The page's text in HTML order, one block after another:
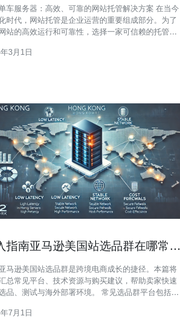
车服务器：高效、可靠的网站托管解决方案 在当今
时代，网站托管是企业运营的重要组成部分。为了
站的高效运行和可靠性，选择一家可信赖的托管服
提供商，提供高效、可靠的托管解决方案，为客户
3月1日
指南亚马逊美国站选品群在哪常见
马逊美国站选品群是跨境电商成长的捷径。本篇将
总常见平台、技术资源与购买建议，帮助卖家快速
、测试与海外部署环境。 常见选品群平台包括
LinkedIn小组以及国内的微信/QQ付费交流群。
7月1日